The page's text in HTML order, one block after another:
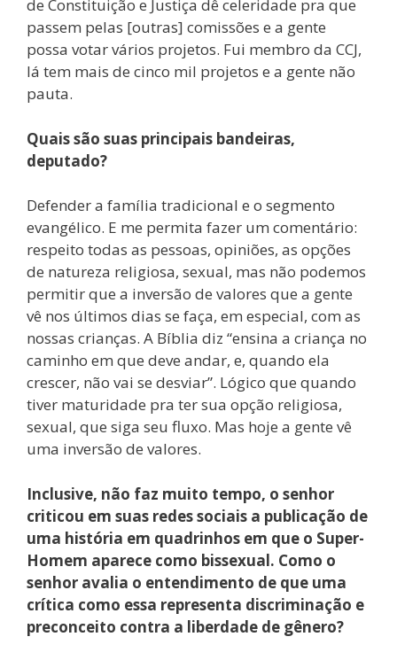
de Constituição e Justiça dê celeridade pra que
passem pelas [outras] comissões e a gente
possa votar vários projetos. Fui membro da CCJ,
lá tem mais de cinco mil projetos e a gente não
pauta.
Quais são suas principais bandeiras,
deputado?
Defender a família tradicional e o segmento
evangélico. E me permita fazer um comentário:
respeito todas as pessoas, opiniões, as opções
de natureza religiosa, sexual, mas não podemos
permitir que a inversão de valores que a gente
vê nos últimos dias se faça, em especial, com as
nossas crianças. A Bíblia diz “ensina a criança no
caminho em que deve andar, e, quando ela
crescer, não vai se desviar”. Lógico que quando
tiver maturidade pra ter sua opção religiosa,
sexual, que siga seu fluxo. Mas hoje a gente vê
uma inversão de valores.
Inclusive, não faz muito tempo, o senhor
criticou em suas redes sociais a publicação de
uma história em quadrinhos em que o Super-
Homem aparece como bissexual. Como o
senhor avalia o entendimento de que uma
crítica como essa representa discriminação e
preconceito contra a liberdade de gênero?